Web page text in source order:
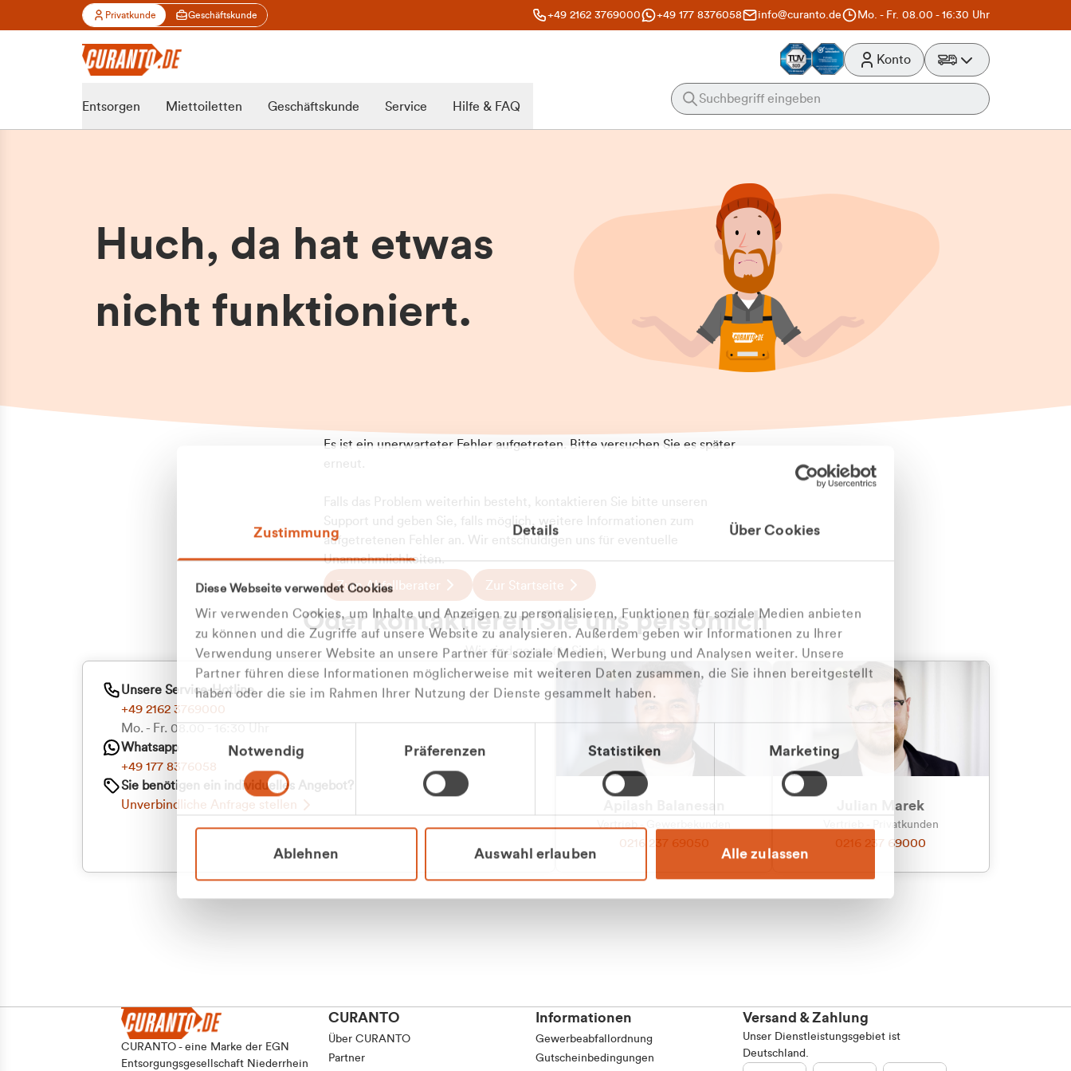
Zustimmung Details Über Cookies
Diese Webseite verwendet Cookies
Wir verwenden Cookies, um Inhalte und Anzeigen zu personalisieren, Funktionen für soziale Medien anbieten
zu können und die Zugriffe auf unsere Website zu analysieren. Außerdem geben wir Informationen zu Ihrer
Verwendung unserer Website an unsere Partner für soziale Medien, Werbung und Analysen weiter. Unsere
Partner führen diese Informationen möglicherweise mit weiteren Daten zusammen, die Sie ihnen bereitgestellt
haben oder die sie im Rahmen Ihrer Nutzung der Dienste gesammelt haben.
Einwilligungsauswahl
Notwendig Präferenzen Statistiken Marketing
Ablehnen Auswahl erlauben Alle zulassen
Privatkunde Geschäftskunde +49 2162 3769000 +49 177 8376058 info@curanto.de Mo. - Fr. 08.00 - 16:30 Uhr
Zu welcher
Kundengruppe
gehören Sie?
Privatkunde (inkl. MwSt.)
Geschäftskunde (exkl. MwSt.)
Konto
Entsorgen Miettoiletten Geschäftskunde Service Hilfe & FAQ
Huch, da hat etwas
nicht funktioniert.
Es ist ein unerwarteter Fehler aufgetreten. Bitte versuchen Sie es später
erneut.
Falls das Problem weiterhin besteht, kontaktieren Sie bitte unseren
Support und geben Sie, falls möglich, weitere Informationen zum
aufgetretenen Fehler an. Wir entschuldigen uns für eventuelle
Unannehmlichkeiten.
Zum Abfallberater Zur Startseite
Oder kontaktieren Sie uns persönlich
Wir sind gerne für Sie da
Unsere Service-Hotline
+49 2162 3769000
Mo. - Fr. 08.00 - 16:30 Uhr
Whatsapp
+49 177 8376058
Sie benötigen ein individuelles Angebot?
Unverbindliche Anfrage stellen
0216 237 69050
Julian Marek
Vertrieb - Privatkunden
0216 237 69000
CURANTO - eine Marke der EGN
Entsorgungsgesellschaft Niederrhein
CURANTO
Über CURANTO
Partner
Informationen
Gewerbeabfallordnung
Gutscheinbedingungen
Versand & Zahlung
Unser Dienstleistungsgebiet ist
Deutschland.